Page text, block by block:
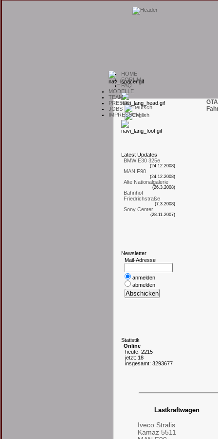
HOME
FORUM
FAQ
MODELLE
TEAM
PRESSE
JOBS
IMPRESSUM
L atest Updates
BMW E30 325e
(24.12.2008)
MAN F90
(24.12.2008)
Alte Nationalgalerie
(26.3.2008)
Bahnhof
Friedrichstraße
(7.3.2008)
Sony Center
(28.11.2007)
Newsletter
Mail-Adresse
anmelden
abmelden
Statistik
Online
heute: 2215
jetzt: 18
insgesamt: 3293677
Lastkraftwagen
Iveco Stralis
Kamaz 5511